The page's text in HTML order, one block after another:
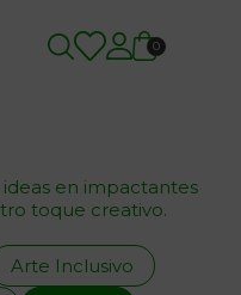
0
en impactantes
toque creativo.
Arte Inclusivo